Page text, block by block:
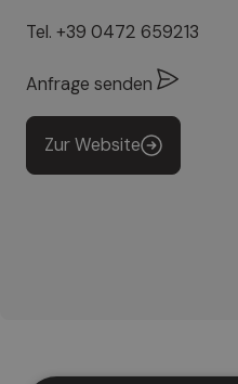
Tel. +39 0472 659213
Anfrage senden
Zur Website